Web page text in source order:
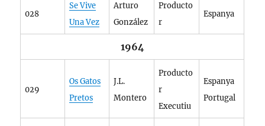
028
Se Vive
Una Vez
Arturo
González
Producto
r
Espanya
1964
029
Os Gatos
Pretos
J.L.
Montero
Producto
r
Executiu
Espanya
Portugal